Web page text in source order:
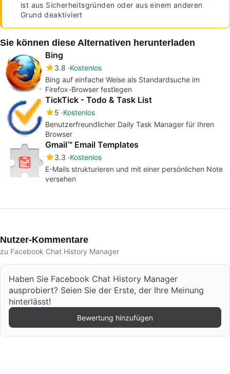
ist aus Sicherheitsgründen oder aus einem anderen
Grund deaktiviert
Sie können diese Alternativen herunterladen
Bing
3.8 Kostenlos
Bing auf einfache Weise als Standardsuche im
Firefox-Browser festlegen
TickTick - Todo & Task List
5 Kostenlos
Benutzerfreundlicher Daily Task Manager für Ihren
Browser
Gmail™ Email Templates
3.3 Kostenlos
E-Mails strukturieren und mit einer persönlichen Note
versehen
Nutzer-Kommentare
zu Facebook Chat History Manager
Haben Sie Facebook Chat History Manager
ausprobiert? Seien Sie der Erste, der Ihre Meinung
hinterlässt!
Bewertung hinzufügen